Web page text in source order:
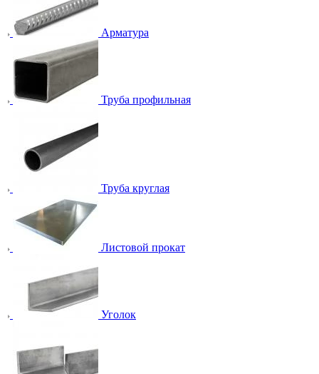
Арматура
Труба профильная
Труба круглая
Листовой прокат
Уголок